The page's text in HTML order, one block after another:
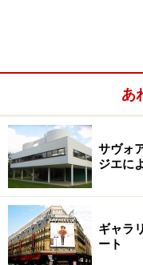
へは螺旋階段で上る
すが、頂上からの眺
サクレ・クール寺院
またドームへ登らな
としたビューポイン
下ろすことができます
あ
サヴォ
ジエに
ギャラ
ート